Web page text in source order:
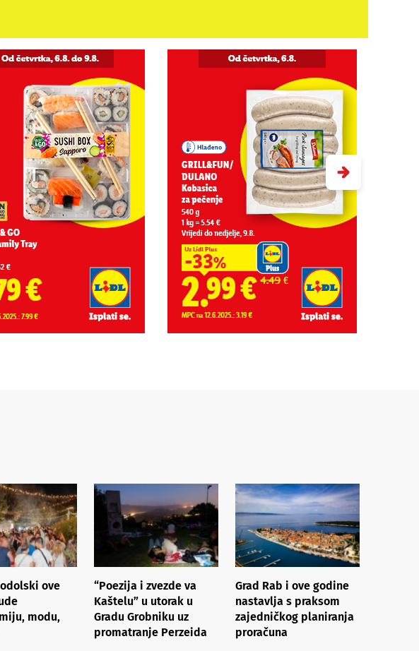
ove
modu,
“Poezija i zvezde va
Kaštelu” u utorak u
Gradu Grobniku uz
promatranje Perzeida
Grad Rab i ove godine
nastavlja s praksom
zajedničkog planiranja
proračuna